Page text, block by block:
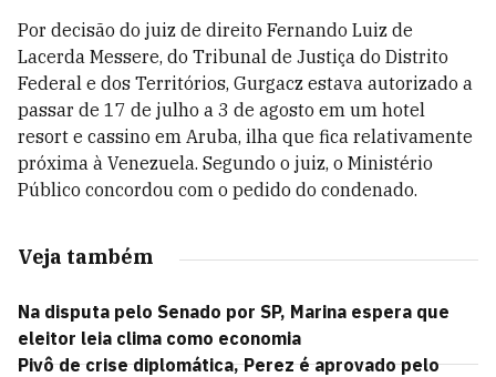
Por decisão do juiz de direito Fernando Luiz de
Lacerda Messere, do Tribunal de Justiça do Distrito
Federal e dos Territórios, Gurgacz estava autorizado a
passar de 17 de julho a 3 de agosto em um hotel
resort e cassino em Aruba, ilha que fica relativamente
próxima à Venezuela. Segundo o juiz, o Ministério
Público concordou com o pedido do condenado.
Veja também
Na disputa pelo Senado por SP, Marina espera que
eleitor leia clima como economia
Pivô de crise diplomática, Perez é aprovado pelo